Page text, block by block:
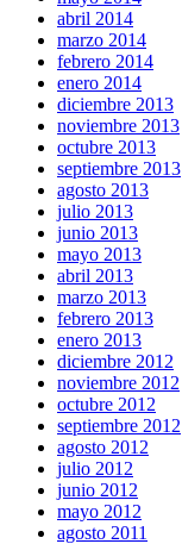
abril 2014
marzo 2014
febrero 2014
enero 2014
diciembre 2013
noviembre 2013
octubre 2013
septiembre 2013
agosto 2013
julio 2013
junio 2013
mayo 2013
abril 2013
marzo 2013
febrero 2013
enero 2013
diciembre 2012
noviembre 2012
octubre 2012
septiembre 2012
agosto 2012
julio 2012
junio 2012
mayo 2012
agosto 2011